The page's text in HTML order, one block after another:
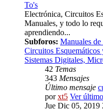
To's
Electrónica, Circuitos
Manuales, y todo lo
aprendiendo...
Subforos: Manuales
Circuitos
Sistemas Digitales,
42 Temas
343 Mensajes
Último mensaje
porxt5 Ver
Jue Dic 05, 2019